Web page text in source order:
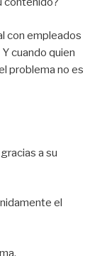
con empleados
cuando quien
problema no es
a su
el